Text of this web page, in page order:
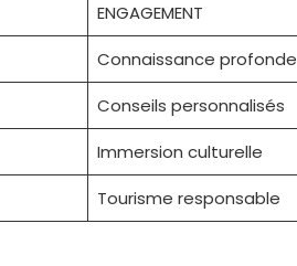
ENGAGEMENT
Connaissance profonde
Conseils personnalisés
Immersion culturelle
Tourisme responsable